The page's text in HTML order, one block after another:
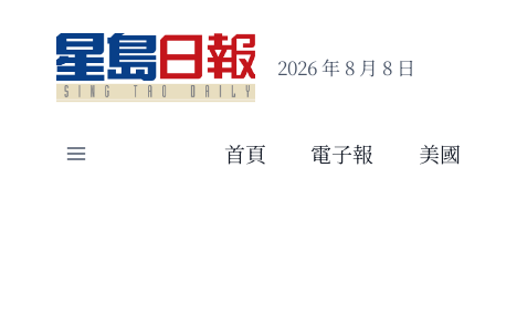
content
2026 年 8 月 8 日
首頁 電子報 美國